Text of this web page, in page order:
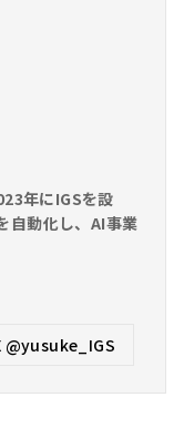
年にIGSを設
自動化し、AI事業
@yusuke_IGS